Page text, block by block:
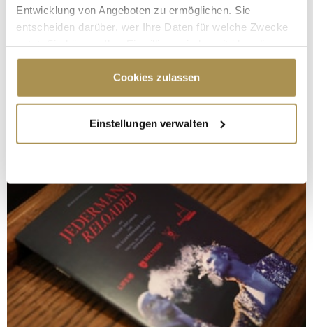
Entwicklung von Angeboten zu ermöglichen. Sie
entscheiden darüber, wer Ihre Daten für welche Zwecke
Cookie-Erklärung oder durch Klicken auf das Privacy
Trigger Symbol ändern oder widerrufen
Informationen über Ihre geografische Lage
erfassen, welche bis auf einige Meter genau sein
bestimmten Merkmalen (Fingerprinting) identifizieren
Erfahren Sie mehr darüber, wie Ihre persönlichen Daten
verarbeitet werden, und legen Sie Ihre Präferenzen im
Abschnitt Einzelheitenfest.
Wir verwenden Cookies, um Inhalte und Anzeigen zu
personalisieren, Funktionen für soziale Medien anbieten
zu können und die Zugriffe auf unsere Website zu
Cookies zulassen
Einstellungen verwalten